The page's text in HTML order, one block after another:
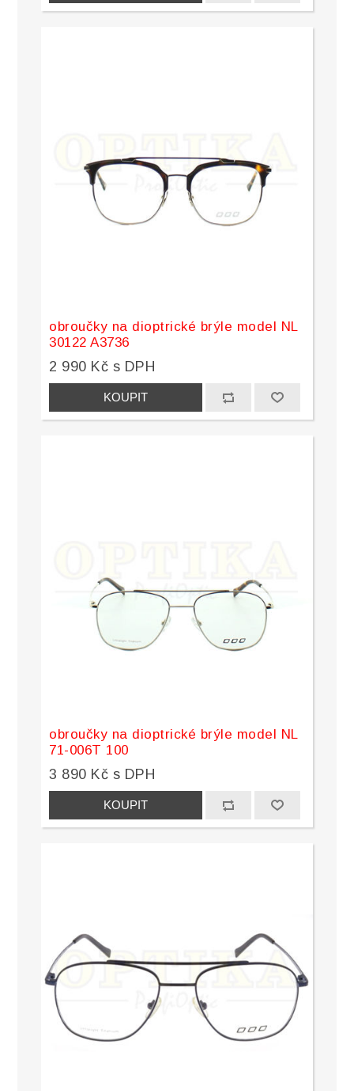
obroučky na dioptrické brýle model NL
30122 A3736
2 990 Kč s DPH
obroučky na dioptrické brýle model NL
71-006T 100
3 890 Kč s DPH